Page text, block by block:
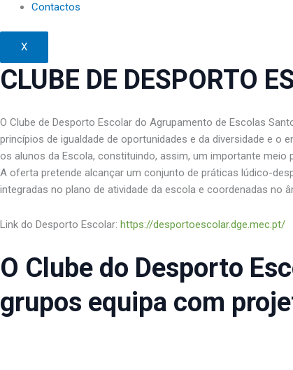
Contactos
X
CLUBE DE DESPORTO
O Clube de Desporto Escolar do Agrupamento de Escolas
princípios de igualdade de oportunidades e da diversidade e
os alunos da Escola, constituindo, assim, um importante meio
A oferta pretende alcançar um conjunto de práticas lúdico-
integradas no plano de atividade da escola e coordenadas no
Link do Desporto Escolar: https://desportoescolar.dge.mec.pt/
O Clube do Desporto
grupos equipa com